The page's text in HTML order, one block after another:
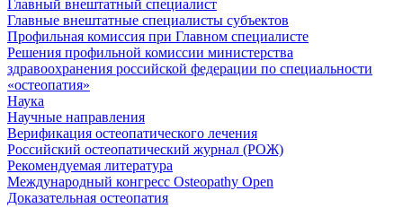
Главный внештатный специалист
Главные внештатные специалисты субъектов
Профильная комиссия при Главном специалисте
Решения профильной комиссии министерства
здравоохранения российской федерации по специальности
«остеопатия»
Наука
Научные направления
Верификация остеопатического лечения
Российский остеопатический журнал (РОЖ)
Рекомендуемая литература
Международный конгресс Osteopathy Open
Доказательная остеопатия